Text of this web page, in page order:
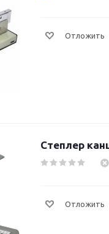
Отложить
Степлер
Отложить